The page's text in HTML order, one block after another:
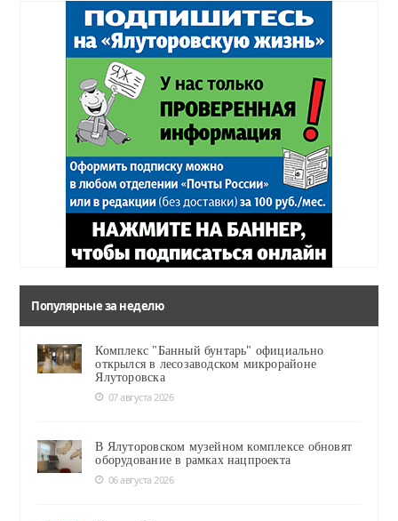
Популярные за неделю
Комплекс "Банный бунтарь" официально
открылся в лесозаводском микрорайоне
Ялуторовска
07 августа 2026
В Ялуторовском музейном комплексе обновят
оборудование в рамках нацпроекта
06 августа 2026